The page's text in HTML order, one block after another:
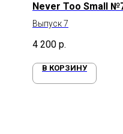
Never Too Small
Выпуск 7
4 200 р.
В КОРЗИНУ